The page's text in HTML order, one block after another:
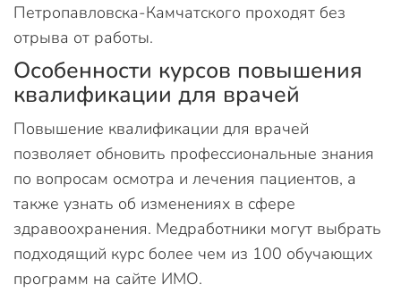
Петропавловска-Камчатского проходят без
отрыва от работы.
Особенности курсов повышения
квалификации для врачей
Повышение квалификации для врачей
позволяет обновить профессиональные знания
по вопросам осмотра и лечения пациентов, а
также узнать об изменениях в сфере
здравоохранения. Медработники могут выбрать
подходящий курс более чем из 100 обучающих
программ на сайте ИМО.